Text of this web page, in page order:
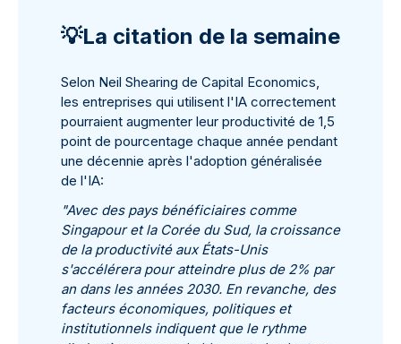
💡La citation de la semaine
Selon Neil Shearing de Capital Economics,
les entreprises qui utilisent l'IA correctement
pourraient augmenter leur productivité de 1,5
point de pourcentage chaque année pendant
une décennie après l'adoption généralisée
de l'IA:
"Avec des pays bénéficiaires comme
Singapour et la Corée du Sud, la croissance
de la productivité aux États-Unis
s'accélérera pour atteindre plus de 2% par
an dans les années 2030. En revanche, des
facteurs économiques, politiques et
institutionnels indiquent que le rythme